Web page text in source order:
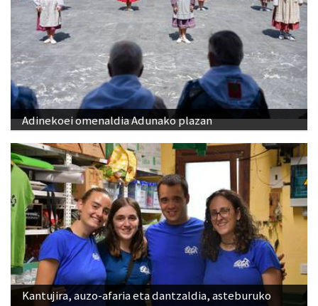
Adinekoei omenaldia Adunako plazan
Kantujira, auzo-afaria eta dantzaldia, asteburuko